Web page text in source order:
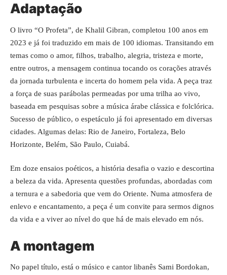
Adaptação
O livro “O Profeta”, de Khalil Gibran, completou 100 anos em
2023 e já foi traduzido em mais de 100 idiomas. Transitando em
temas como o amor, filhos, trabalho, alegria, tristeza e morte,
entre outros, a mensagem continua tocando os corações através
da jornada turbulenta e incerta do homem pela vida. A peça traz
a força de suas parábolas permeadas por uma trilha ao vivo,
baseada em pesquisas sobre a música árabe clássica e folclórica.
Sucesso de público, o espetáculo já foi apresentado em diversas
cidades. Algumas delas: Rio de Janeiro, Fortaleza, Belo
Horizonte, Belém, São Paulo, Cuiabá.
Em doze ensaios poéticos, a história desafia o vazio e descortina
a beleza da vida. Apresenta questões profundas, abordadas com
a ternura e a sabedoria que vem do Oriente. Numa atmosfera de
enlevo e encantamento, a peça é um convite para sermos dignos
da vida e a viver ao nível do que há de mais elevado em nós.
A montagem
No papel título, está o músico e cantor libanês Sami Bordokan,